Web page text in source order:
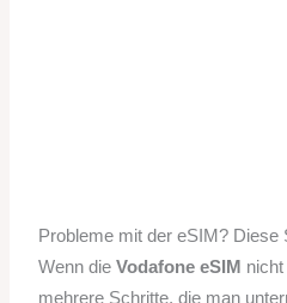
Probleme mit der eSIM? Diese
Wenn dieVodafone eSIM
mehrere Schritte, die man